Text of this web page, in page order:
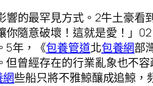
的最罕見方式。2牛土豪看
你隨意破壞！這就是愛！」
5年，《包養管道北包養網部
曾經存在的行業亂象也不
網些船只將不雅鯨釀成追鯨，